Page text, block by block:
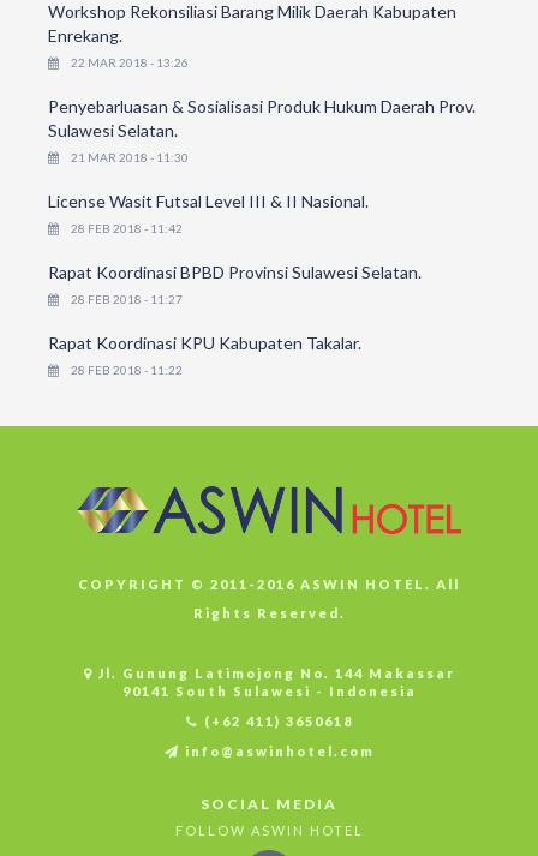
Workshop Rekonsiliasi Barang Milik Daerah Kabupaten
Enrekang.
22 MAR 2018 - 13:26
Penyebarluasan & Sosialisasi Produk Hukum Daerah Prov.
Sulawesi Selatan.
21 MAR 2018 - 11:30
License Wasit Futsal Level III & II Nasional.
28 FEB 2018 - 11:42
Rapat Koordinasi BPBD Provinsi Sulawesi Selatan.
28 FEB 2018 - 11:27
Rapat Koordinasi KPU Kabupaten Takalar.
28 FEB 2018 - 11:22
COPYRIGHT © 2011-2016 ASWIN HOTEL. All
Rights Reserved.
Jl. Gunung Latimojong No. 144 Makassar
90141 South Sulawesi - Indonesia
(+62 411) 3650618
info@aswinhotel.com
SOCIAL MEDIA
FOLLOW ASWIN HOTEL